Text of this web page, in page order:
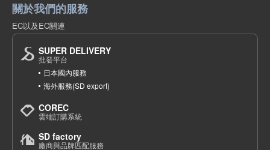
關於我們的服務
EC以及EC關連
SUPER DELIVERY
批發平台
日本國內服務
海外服務(SD export)
COREC
雲端訂購系統
SD factory
廠商與品牌匹配服務